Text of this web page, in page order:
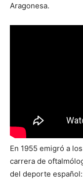
Aragonesa.
En 1955 emigró a
carrera de
del deporte